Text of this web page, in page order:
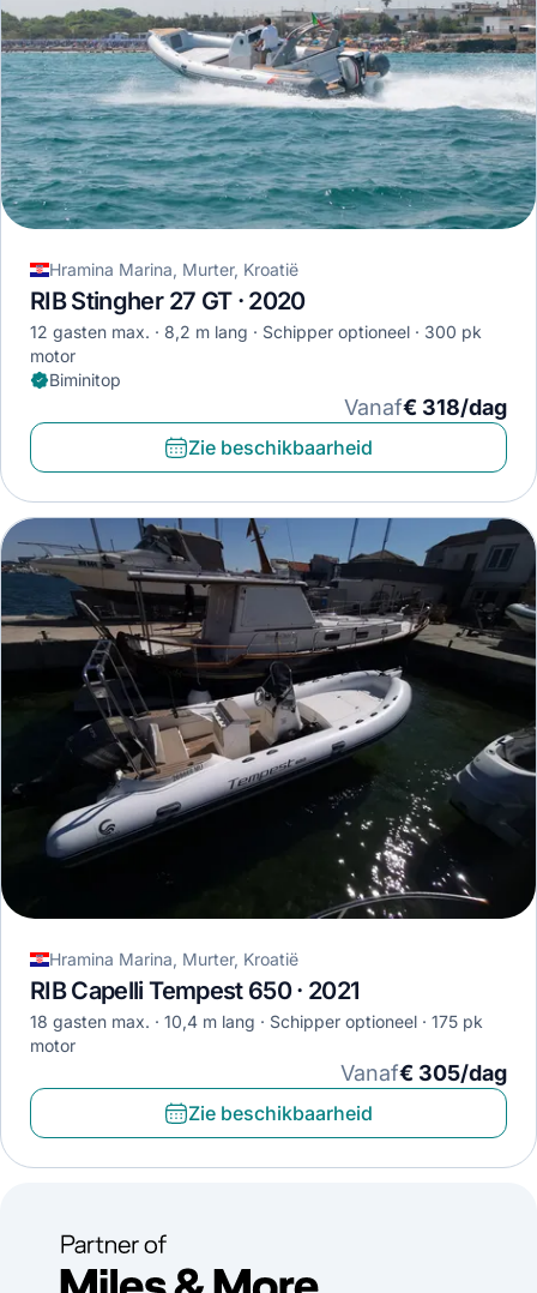
Hramina Marina, Murter, Kroatië
RIB Stingher 27 GT · 2020
12 gasten max. 8,2 m lang Schipper optioneel
300 pk
motor
Biminitop
Vanaf€ 318/dag
Zie beschikbaarheid
Hramina Marina, Murter, Kroatië
RIB Capelli Tempest 650 · 2021
18 gasten max. 10,4 m lang Schipper optioneel
175 pk
motor
Vanaf€ 305/dag
Zie beschikbaarheid